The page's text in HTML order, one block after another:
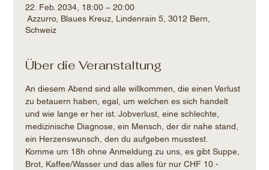
22. Feb. 2034, 18:00 – 20:00
Azzurro, Blaues Kreuz, Lindenrain 5, 3012 Bern,
Schweiz
Über die Veranstaltung
An diesem Abend sind alle willkommen, die einen Verlust
zu betauern haben, egal, um welchen es sich handelt
und wie lange er her ist. Jobverlust, eine schlechte,
medizinische Diagnose, ein Mensch, der dir nahe stand,
ein Herzenswunsch, den du aufgeben musstest.
Komme um 18h ohne Anmeldung zu uns, es gibt Suppe,
Brot, Kaffee/Wasser und das alles für nur CHF 10.-